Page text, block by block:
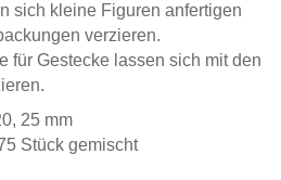
sich kleine Figuren anfertigen
verzieren.
für Gestecke lassen sich mit den
25 mm
Stück gemischt